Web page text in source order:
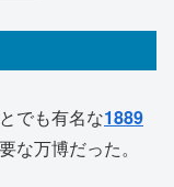
でも有名な1889
な万博だった。